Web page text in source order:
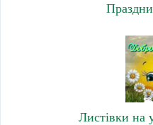
Листівки на